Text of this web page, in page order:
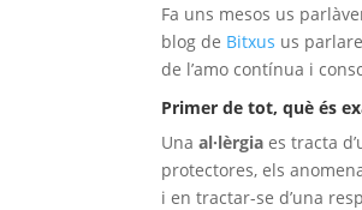
Fa uns mesos us
blog de Bitxus us
de l’amo contínua i
Primer de tot, què és
Unaal·lèrgia es tracta
protectores, els
i en tractar-se d’una